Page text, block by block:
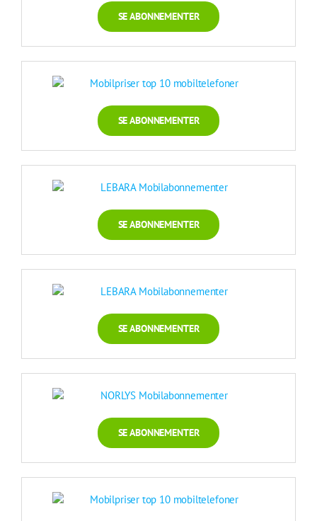
SE ABONNEMENTER
SE ABONNEMENTER
SE ABONNEMENTER
SE ABONNEMENTER
SE ABONNEMENTER